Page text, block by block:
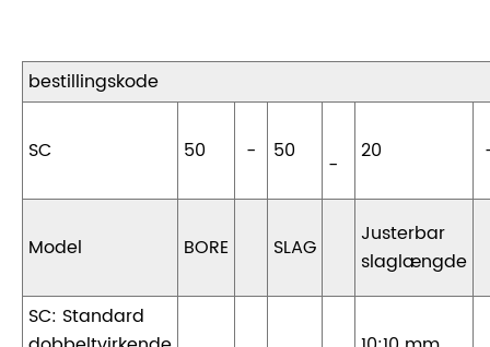
bestillingskode
SC 50 - 50 - 20
Model BORE SLAG
Justerbar
slaglængde
SC: Standard